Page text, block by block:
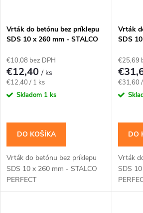
e
p
r
u
k
s
p
r
o
d
u
k
t
Vrták do betónu bez príklepu
SDS 10 x 260 mm - STALCO
€10,08 bez DPH
€12,40/ ks
Jednotková
cena:
€12,40 / 1 ks
Skladom 1 ks
DO KOŠÍKA
Vrták do betónu bez príklepu
SDS 10 x 260 mm - STALCO
PERFECT
Vrták
SDS
€25,69
cena:
€31,60
DO
Vrták
SDS